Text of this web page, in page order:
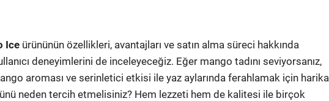
Ice ürününün özellikleri, avantajları ve satın alma süreci hakkında
deneyimlerini de inceleyeceğiz. Eğer mango tadını seviyorsanız,
aroması ve serinletici etkisi ile yaz aylarında ferahlamak için harika
neden tercih etmelisiniz? Hem lezzeti hem de kalitesi ile birçok